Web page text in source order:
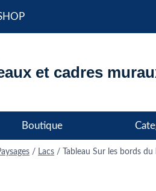
et cadres
Boutique
/ Lacs / Tableau Sur les bords du